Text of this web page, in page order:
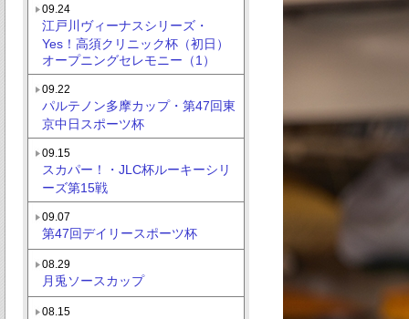
09.24
江戸川ヴィーナスシリーズ・
Yes！高須クリニック杯（初日）
オープニングセレモニー（1）
09.22
パルテノン多摩カップ・第47回東
京中日スポーツ杯
09.15
スカパー！・JLC杯ルーキーシリ
ーズ第15戦
09.07
第47回デイリースポーツ杯
08.29
月兎ソースカップ
08.15